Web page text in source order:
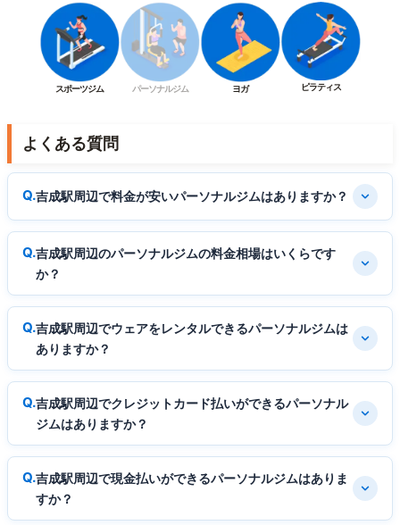
スポーツジム パーソナルジム ヨガ ピラティス
よくある質問
吉成駅周辺で料金が安いパーソナルジムはありますか？
吉成駅周辺のパーソナルジムの料金相場はいくらです
か？
吉成駅周辺でウェアをレンタルできるパーソナルジムは
ありますか？
吉成駅周辺でクレジットカード払いができるパーソナル
ジムはありますか？
吉成駅周辺で現金払いができるパーソナルジムはありま
すか？